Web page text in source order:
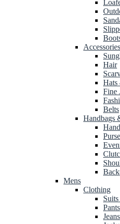
Accessories
Hair
Hats
Fine
Belts
Handbags
Mens
Clothing
Pants
Jeans